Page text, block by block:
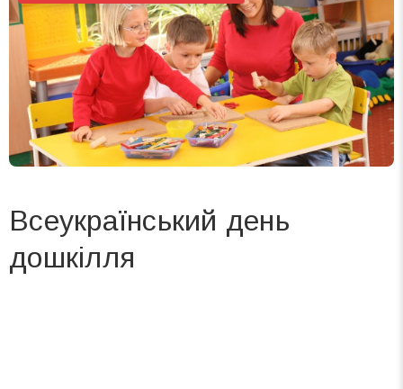
Всеукраїнський день
дошкілля